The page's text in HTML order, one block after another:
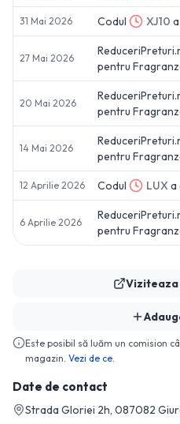
Viziteaza
Este posibil să luăm un comision
magazin. Vezi de ce.
Date de contact
Strada Gloriei 2h, 087082
31 Mai 2026 Codul XJ10
27 Mai 2026
pentru
20 Mai 2026
pentru
14 Mai 2026
pentru
12 Aprilie 2026 Codul LUX a
6 Aprilie 2026
pentru